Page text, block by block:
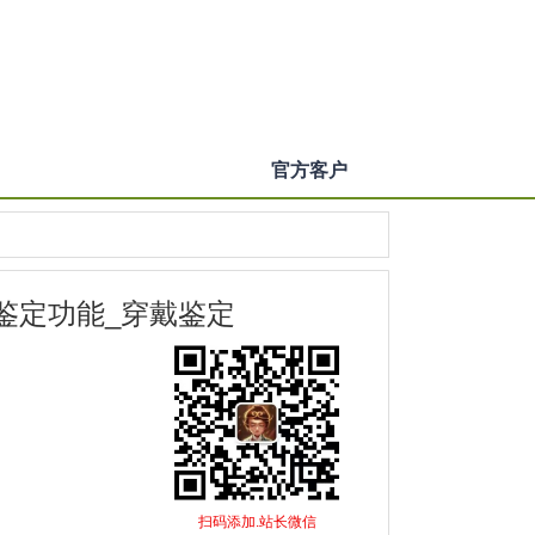
官方客户
定功能_穿戴鉴定
扫码添加.站长微信